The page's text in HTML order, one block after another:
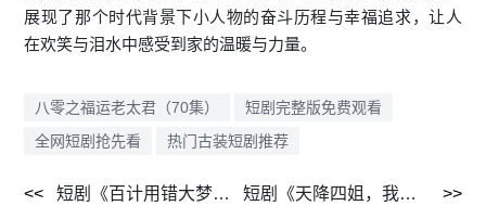
展现了那个时代背景下小人物的奋斗历程与幸福追求，让人
在欢笑与泪水中感受到家的温暖与力量。
八零之福运老太君（70集）
短剧完整版免费观看
全网短剧抢先看
热门古装短剧推荐
短剧《百计用错大梦成空（40集）》精彩片段抢先看 短剧《天降四姐，我是豪门继承人（90集）》大屏观影更过瘾